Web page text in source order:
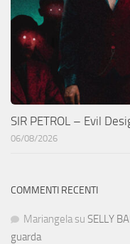
SIR PETROL – Evil
06/08/2026
COMMENTI RECENTI
Mariangela su SELLY
guarda